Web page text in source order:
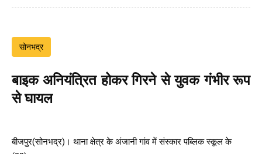
सोनभद्र
बाइक अनियंत्रित होकर गिरने से युवक गंभीर रूप
से घायल
बीजपुर(सोनभद्र)। थाना क्षेत्र के अंजानी गांव में संस्कार पब्लिक स्कूल के